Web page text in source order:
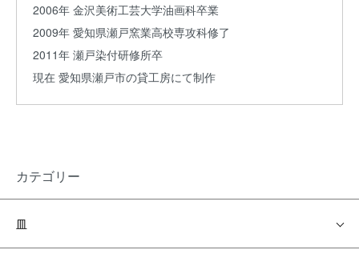
2006年 金沢美術工芸大学油画科卒業
2009年 愛知県瀬戸窯業高校専攻科修了
2011年 瀬戸染付研修所卒
現在 愛知県瀬戸市の貸工房にて制作
カテゴリー
皿